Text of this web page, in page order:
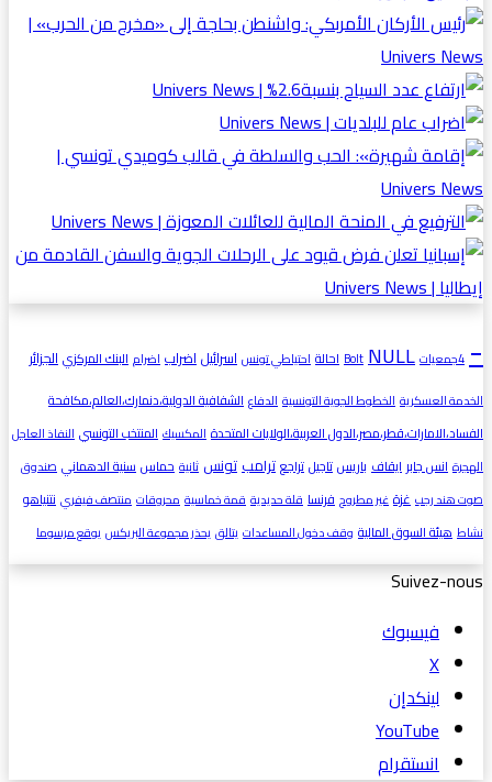
- 4جمعيات Bolt NULL احالة احتياطي تونس اسرائيلاضراب اضرام البنك المركزيالجزائر
الخدمة العسكرية الخطوط الجوية التونسية الدفاع الشفافية الدولية،دنمارك،العالم،مكافحة
الفساد،الامارات،قطر،مصر،الدول العربية،الولايات المتحدة المكسيك المنتخب التونسي النفاذ العاجل
الهجرة انس جابرايقاف باريستاجيلتراجعترامبتونس ثانية حماسسنية الدهماني صندوق
صوت هند رجب غزة غير مطروح فرنسا قلة حديدية قمة خماسية محروقات منتصف فيفري نتنياهو
نشاط هيئة السوق المالية وقف دخول المساعدات يتالق يحذر مجموعة البريكس يوقع مرسوما
Suivez-nous
فيسبوك
‫X
لينكدإن
‫YouTube
انستقرام